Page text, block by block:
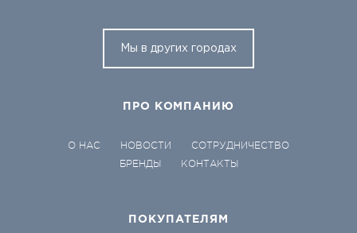
Мы в других городах
ПРО КОМПАНИЮ
О НАС НОВОСТИ
СОТРУДНИЧЕСТВО
БРЕНДЫ
КОНТАКТЫ
ПОКУПАТЕЛЯМ